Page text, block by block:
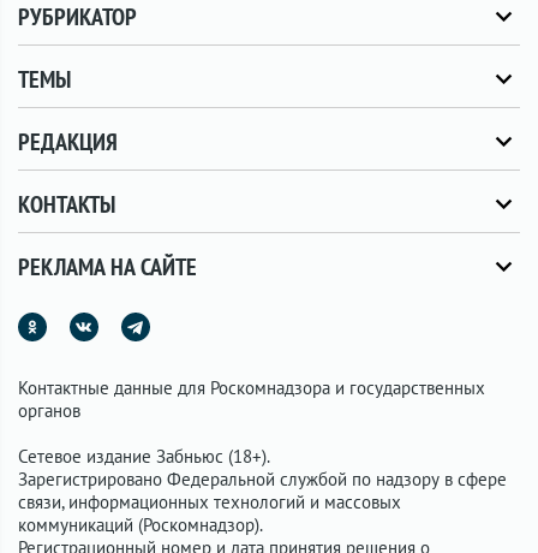
РУБРИКАТОР
ТЕМЫ
РЕДАКЦИЯ
КОНТАКТЫ
РЕКЛАМА НА САЙТЕ
Контактные данные для Роскомнадзора и государственных
органов
Сетевое издание Забньюс (18+).
Зарегистрировано Федеральной службой по надзору в сфере
связи, информационных технологий и массовых
коммуникаций (Роскомнадзор).
Регистрационный номер и дата принятия решения о